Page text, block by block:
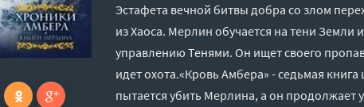
Эстафета вечной битвы добра со злом
из Хаоса. Мерлин обучается на тени Земли
управлению Тенями. Он ищет своего
идет охота.«Кровь Амбера» - седьмая
пытается убить Мерлина, а он продолжает